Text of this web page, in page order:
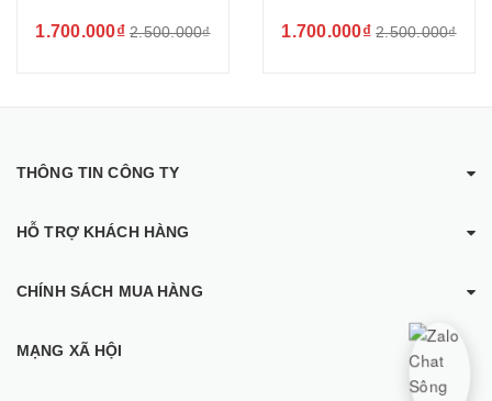
1.700.000₫ 2.500.000₫ 1.700.000₫ 2.500.000₫
THÔNG TIN CÔNG TY
HỖ TRỢ KHÁCH HÀNG
CHÍNH SÁCH MUA HÀNG
MẠNG XÃ HỘI